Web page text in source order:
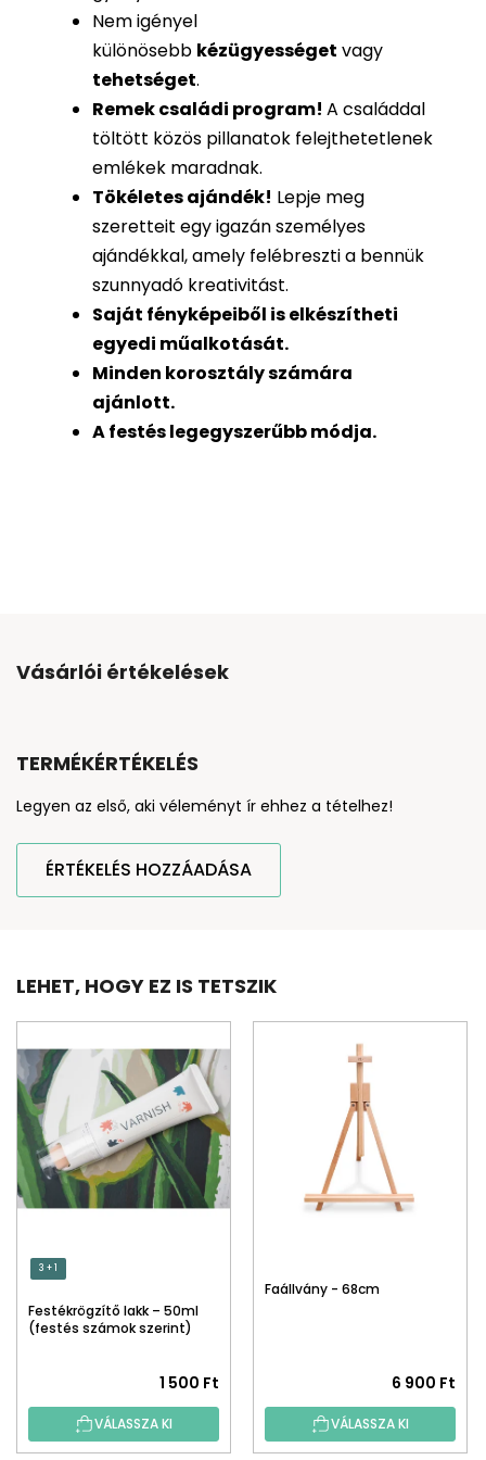
Nem igényel
különösebb kézügyességet vagy
tehetséget.
Remek családi program! A családdal
töltött közös pillanatok felejthetetlenek
emlékek maradnak.
Tökéletes ajándék! Lepje meg
szeretteit egy igazán személyes
ajándékkal, amely felébreszti a bennük
szunnyadó kreativitást.
Saját fényképeiből iselkészítheti
egyedi műalkotását.
Minden korosztály számára
ajánlott.
A festés legegyszerűbb módja.
Vásárlói értékelések
TERMÉKÉRTÉKELÉS
Legyen az első, aki véleményt ír ehhez a tételhez!
ÉRTÉKELÉS HOZZÁADÁSA
LEHET, HOGY EZ IS TETSZIK
3 + 1
Festékrögzítő lakk – 50ml
(festés számok szerint)
1 500 Ft
VÁLASSZA KI
Faállvány - 68cm
6 900 Ft
VÁLASSZA KI